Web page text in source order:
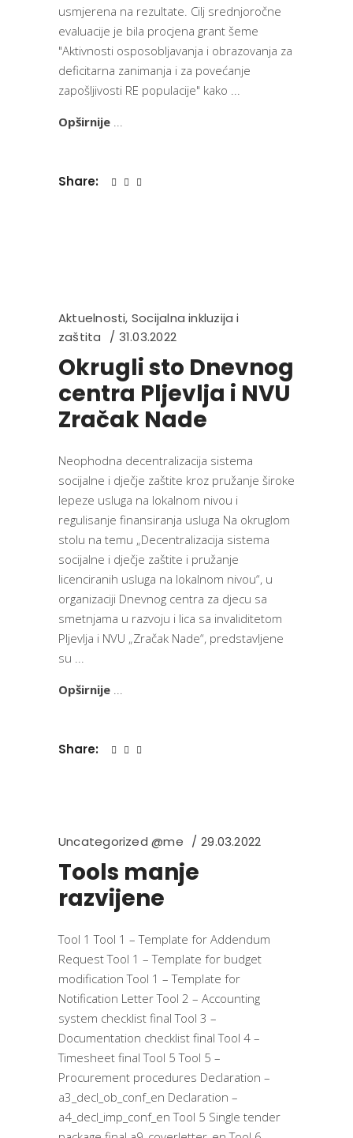
usmjerena na rezultate. Cilj srednjoročne
evaluacije je bila procjena grant šeme
"Aktivnosti osposobljavanja i obrazovanja za
deficitarna zanimanja i za povećanje
zapošljivosti RE populacije" kako
Opširnije
Share:
Aktuelnosti, Socijalna inkluzija i
zaštita
31.03.2022
Okrugli sto Dnevnog
centra Pljevlja i NVU
Zračak Nade
Neophodna decentralizacija sistema
socijalne i dječje zaštite kroz pružanje široke
lepeze usluga na lokalnom nivou i
regulisanje finansiranja usluga Na okruglom
stolu na temu „Decentralizacija sistema
socijalne i dječje zaštite i pružanje
licenciranih usluga na lokalnom nivou“, u
organizaciji Dnevnog centra za djecu sa
smetnjama u razvoju i lica sa invaliditetom
Pljevlja i NVU „Zračak Nade“, predstavljene
su
Opširnije
Share:
Uncategorized @me 29.03.2022
Tools manje
razvijene
Tool 1 Tool 1 – Template for Addendum
Request Tool 1 – Template for budget
modification Tool 1 – Template for
Notification Letter Tool 2 – Accounting
system checklist final Tool 3 –
Documentation checklist final Tool 4 –
Timesheet final Tool 5 Tool 5 –
Procurement procedures Declaration –
a3_decl_ob_conf_en Declaration –
a4_decl_imp_conf_en Tool 5 Single tender